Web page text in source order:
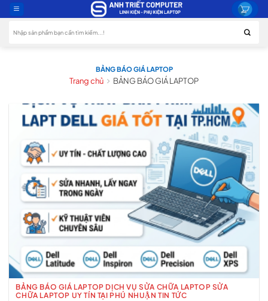
to
content
BẢNG BÁO GIÁ LAPTOP
Trang chủ BẢNG BÁO GIÁ LAPTOP
BẢNG BÁO GIÁ LAPTOP DỊCH VỤ SỬA CHỮA LAPTOP SỬA
CHỮA LAPTOP UY TÍN TẠI PHÚ NHUẬN TIN TỨC